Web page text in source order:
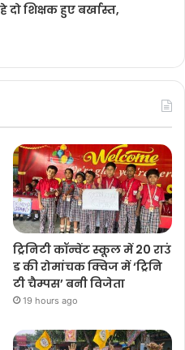
दो शिक्षक हुए बर्खास्त,
ट्रिनिटी कॉन्वेंट स्कूल में 20 राउं
ड की रोमांचक क्विज में ‘ट्रिनि
टी चैम्पस’ बनी विजेता
19 hours ago